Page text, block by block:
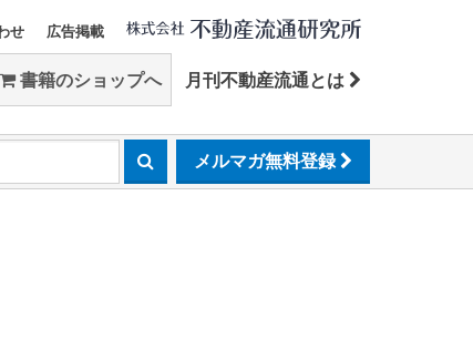
せ 広告掲載
書籍のショップへ 月刊不動産流通とは
メルマガ無料登録